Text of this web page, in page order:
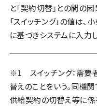
と「契約切替」との間の
「スイッチング」の値は
に基づきシステムに入力
※1 スイッチング：需要
替えのことをいう。同機
供給契約の切替え等に